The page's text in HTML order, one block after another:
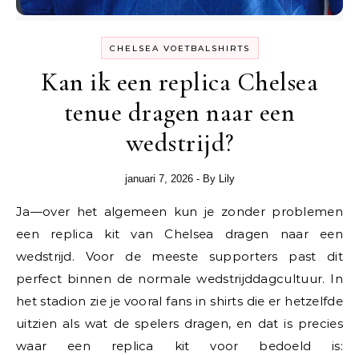
CHELSEA VOETBALSHIRTS
Kan ik een replica Chelsea
tenue dragen naar een
wedstrijd?
januari 7, 2026 - By Lily
Ja—over het algemeen kun je zonder problemen
een replica kit van Chelsea dragen naar een
wedstrijd. Voor de meeste supporters past dit
perfect binnen de normale wedstrijddagcultuur. In
het stadion zie je vooral fans in shirts die er hetzelfde
uitzien als wat de spelers dragen, en dat is precies
waar een replica kit voor bedoeld is: